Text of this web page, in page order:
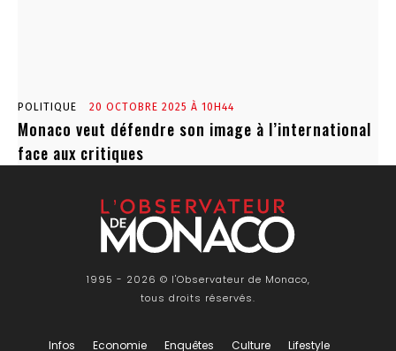
POLITIQUE 20 OCTOBRE 2025 À 10H44
Monaco veut défendre son image à l’international
face aux critiques
1995 - 2026 © l'Observateur de Monaco,
tous droits réservés.
Infos Economie Enquêtes Culture Lifestyle